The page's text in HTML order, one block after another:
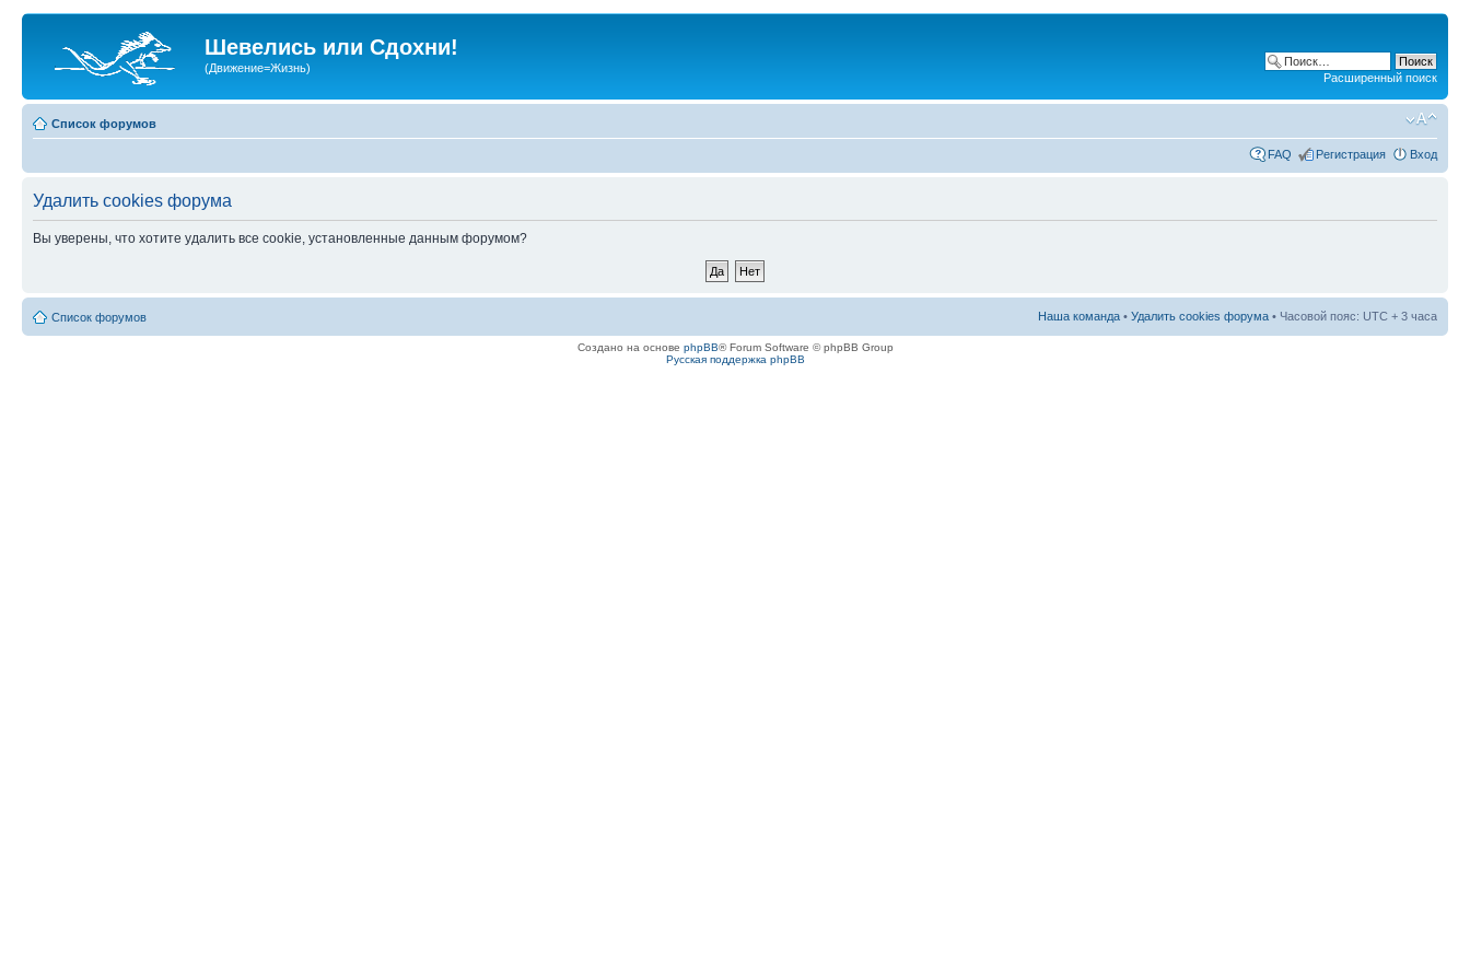
Шевелись или Сдохни!
(Движение=Жизнь)
Расширенный поиск
Список форумов
FAQ Регистрация Вход
Удалить cookies форума
Вы уверены, что хотите удалить все cookie, установленные данным форумом?
Список форумов Наша команда • Удалить cookies форума • Часовой пояс: UTC + 3 часа
Создано на основе phpBB® Forum Software © phpBB Group
Русская поддержка phpBB